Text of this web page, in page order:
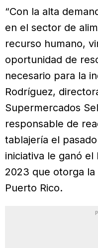
“Con la alta
en el sector de
recurso humano,
oportunidad de
necesario para la
Rodríguez,
Supermercados
responsable de
tablajería el
iniciativa le ganó el
2023 que otorga la
Puerto Rico.